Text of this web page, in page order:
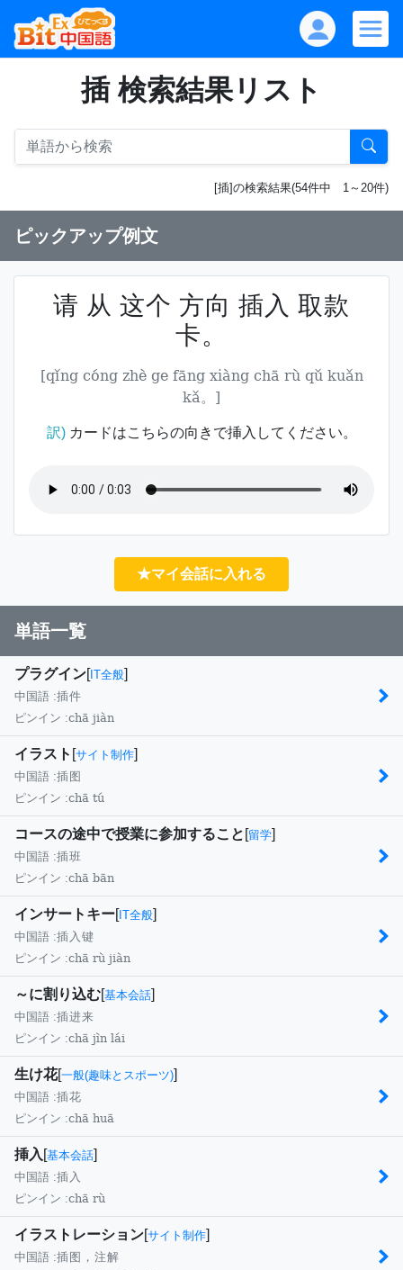
插 検索結果リスト
[插]の検索結果(54件中 1～20件)
ピックアップ例文
请 从 这个 方向 插入 取款
卡。
[qǐng cóng zhè ge fāng xiàng chā rù qǔ kuǎn
kǎ。]
訳)カードはこちらの向きで挿入してください。
★マイ会話に入れる
単語一覧
プラグイン[ IT全般]
中国語 :插件
ピンイン :chā jiàn
イラスト [サイト制作]
中国語 :插图
ピンイン :chā tú
コースの途中で授業に参加すること [留学]
中国語 :插班
ピンイン :chā bān
インサートキー[ IT全般]
中国語 :插入键
ピンイン :chā rù jiàn
～に割り込む[基本会話]
中国語 :插进来
ピンイン :chā jìn lái
生け花[一般(趣味とスポーツ)]
中国語 :插花
ピンイン :chā huā
挿入 [基本会話]
中国語 :插入
ピンイン :chā rù
イラストレーション[サイト制作]
中国語 :插图，注解